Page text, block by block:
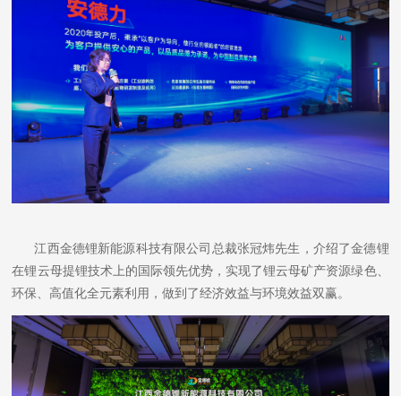
江西金德锂新能源科技有限公司总裁张冠炜先生，介绍了金德锂
在锂云母提锂技术上的国际领先优势，实现了锂云母矿产资源绿色、
环保、高值化全元素利用，做到了经济效益与环境效益双赢。